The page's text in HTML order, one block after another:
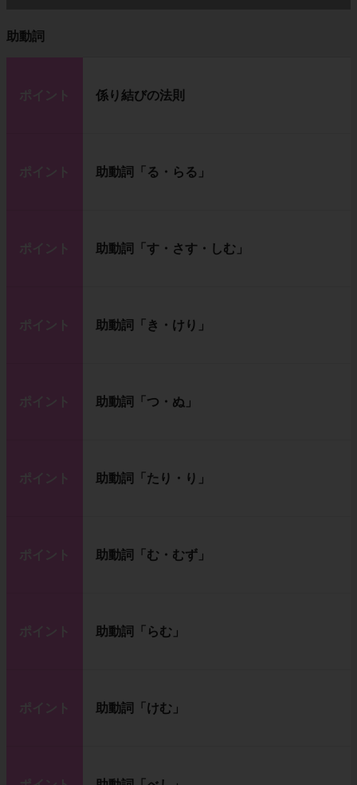
助動詞
ポイント 係り結びの法則
ポイント 助動詞「る・らる」
ポイント 助動詞「す・さす・しむ」
ポイント 助動詞「き・けり」
ポイント 助動詞「つ・ぬ」
ポイント 助動詞「たり・り」
ポイント 助動詞「む・むず」
ポイント 助動詞「らむ」
ポイント 助動詞「けむ」